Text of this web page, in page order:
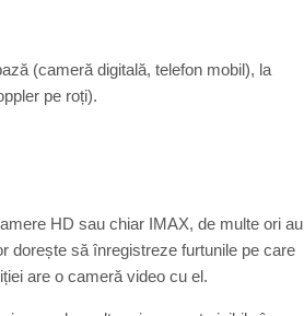
(cameră digitală, telefon mobil), la
pe roți).
HD sau chiar IMAX, de multe ori au
dorește să înregistreze furtunile pe care
are o cameră video cu el.